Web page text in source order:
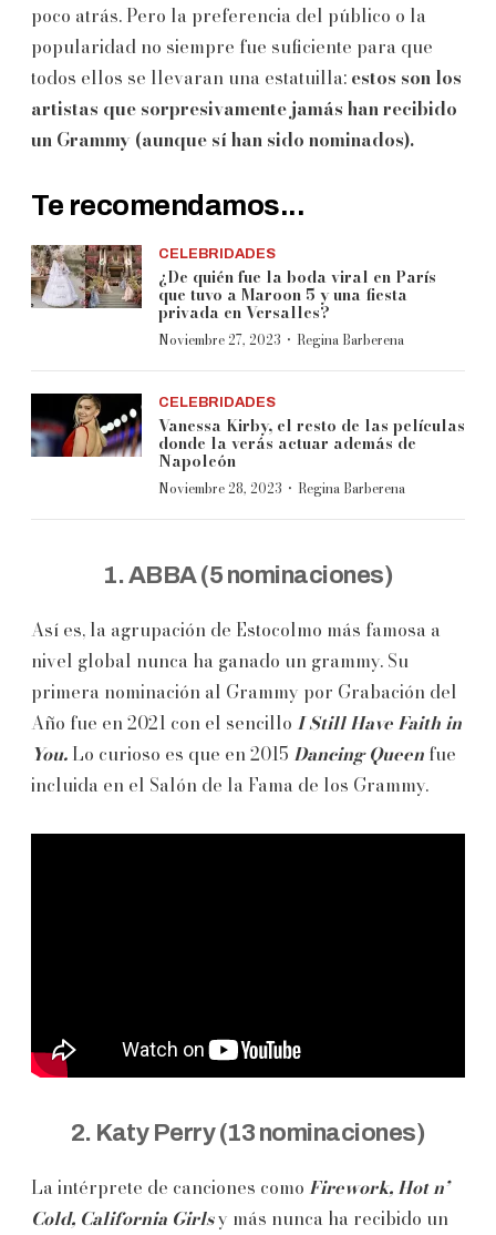
poco atrás. Pero la preferencia del público o la
popularidad no siempre fue suficiente para que
todos ellos se llevaran una estatuilla: estos son los
artistas que sorpresivamente jamás han recibido
un Grammy (aunque sí han sido nominados).
Te recomendamos...
CELEBRIDADES
¿De quién fue la boda viral en París
que tuvo a Maroon 5 y una fiesta
privada en Versalles?
Noviembre 27, 2023 · Regina Barberena
CELEBRIDADES
Vanessa Kirby, el resto de las películas
donde la verás actuar además de
Napoleón
Noviembre 28, 2023 · Regina Barberena
1. ABBA (5 nominaciones)
Así es, la agrupación de Estocolmo más famosa a
nivel global nunca ha ganado un grammy. Su
primera nominación al Grammy por Grabación del
Año fue en 2021 con el sencillo I Still Have Faith in
You. Lo curioso es que en 2015 Dancing Queen fue
incluida en el Salón de la Fama de los Grammy.
2. Katy Perry (13 nominaciones)
La intérprete de canciones como Firework, Hot n’
Cold, California Girlsy más nunca ha recibido un